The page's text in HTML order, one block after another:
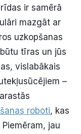
ir samērā
mazgāt ar
uzkopšanas
tīras un jūs
vislabākais
–
roboti, kas
jau